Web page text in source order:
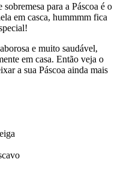
para a Páscoa é o
em casca, hummmm fica
e muito saudável,
em casa. Então veja o
a sua Páscoa ainda mais